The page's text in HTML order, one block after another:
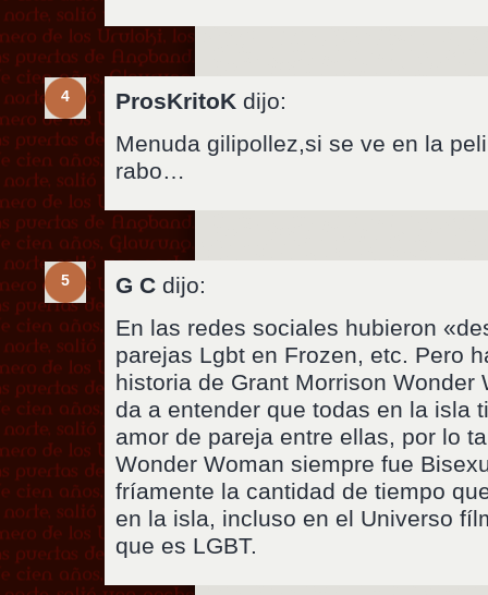
4 ProsKritoK dijo:
Menuda gilipollez,si se ve en la
rabo…
5 G C dijo:
En las redes sociales hubieron
parejas Lgbt en Frozen, etc. Pero
historia de Grant Morrison Wonder
da a entender que todas en la isla
amor de pareja entre ellas, por lo
Wonder Woman siempre fue
fríamente la cantidad de tiempo
en la isla, incluso en el Universo
que es LGBT.